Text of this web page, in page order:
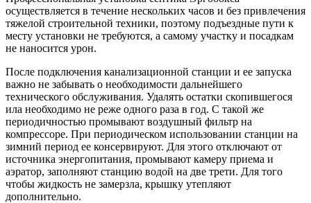
осуществляется в течение нескольких часов и без привлечения
тяжелой строительной техники, поэтому подъездные пути к
месту установки не требуются, а самому участку и посадкам
не наносится урон.
После подключения канализационной станции и ее запуска
важно не забывать о необходимости дальнейшего
технического обслуживания. Удалять остатки скопившегося
ила необходимо не реже одного раза в год. С такой же
периодичностью промывают воздушный фильтр на
компрессоре. При периодическом использовании станции на
зимний период ее консервируют. Для этого отключают от
источника энергопитания, промывают камеру приема и
аэратор, заполняют станцию водой на две трети. Для того
чтобы жидкость не замерзла, крышку утепляют
дополнительно.